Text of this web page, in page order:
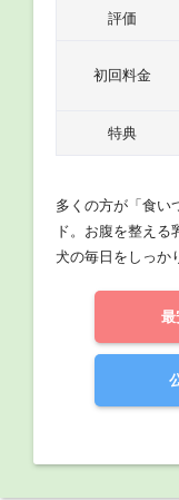
評価
初回料金
特典
多くの方が「食い
ド。お腹を整え
犬の毎日をしっか
最